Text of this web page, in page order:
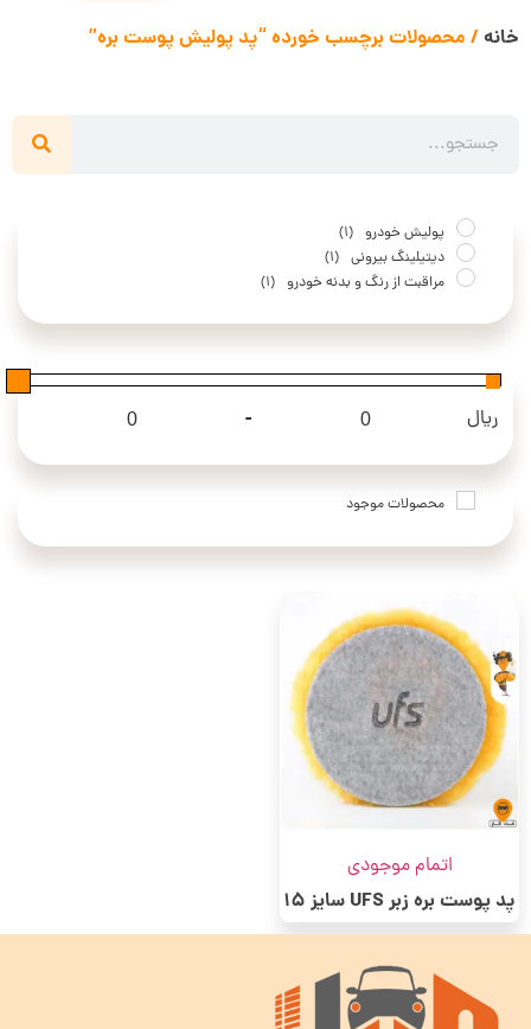
خانه / محصولات برچسب خورده “پد پولیش پوست بره”
پولیش خودرو (1)
دیتیلینگ بیرونی (1)
مراقبت از رنگ و بدنه خودرو (1)
ریال Minimum Price
-
Maximum Price
محصولات موجود
اتمام موجودی
پد پوست بره زبر UFS سایز 15